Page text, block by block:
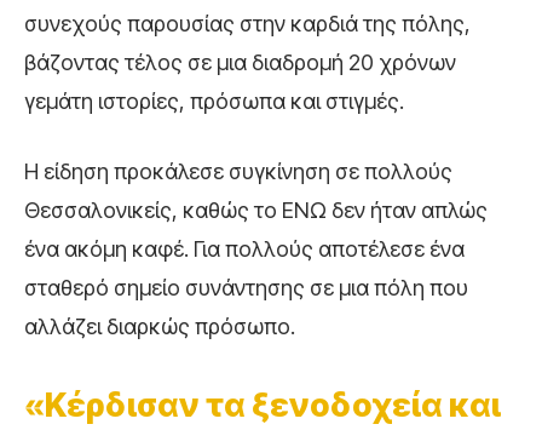
συνεχούς παρουσίας στην καρδιά της πόλης,
βάζοντας τέλος σε μια διαδρομή 20 χρόνων
γεμάτη ιστορίες, πρόσωπα και στιγμές.
Η είδηση προκάλεσε συγκίνηση σε πολλούς
Θεσσαλονικείς, καθώς το ΕΝΩ δεν ήταν απλώς
ένα ακόμη καφέ. Για πολλούς αποτέλεσε ένα
σταθερό σημείο συνάντησης σε μια πόλη που
αλλάζει διαρκώς πρόσωπο.
«Κέρδισαν τα ξενοδοχεία και